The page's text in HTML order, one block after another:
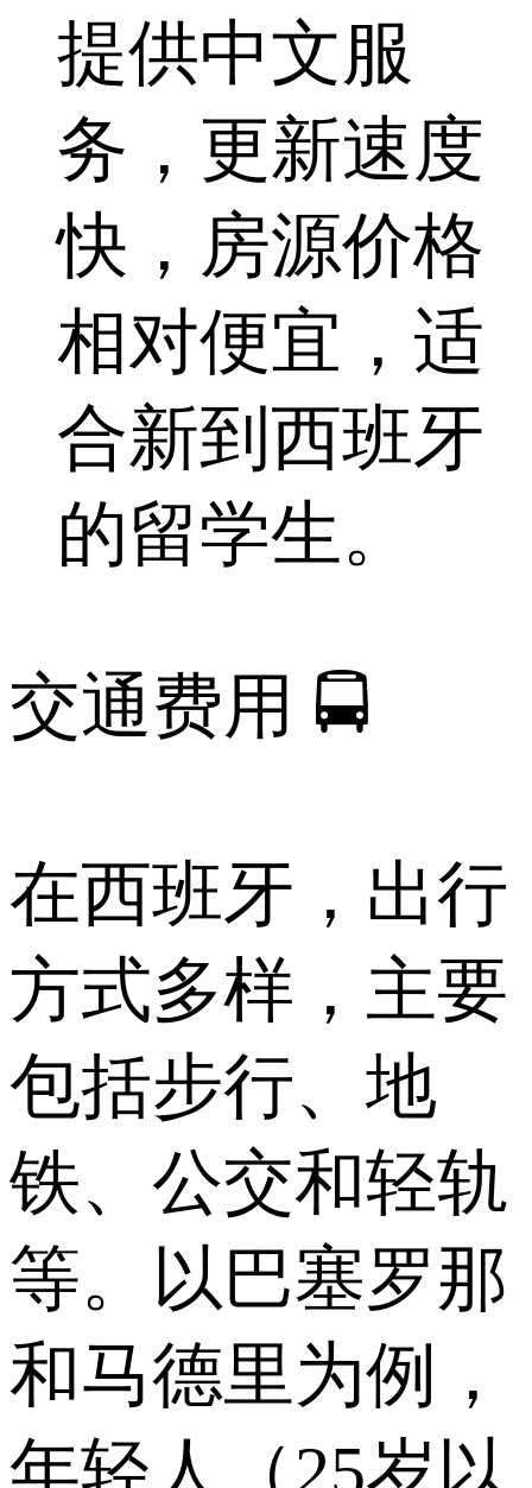
提供中文服
务，更新速度
快，房源价格
相对便宜，适
合新到西班牙
的留学生。
交通费用 🚍
在西班牙，出行
方式多样，主要
包括步行、地
铁、公交和轻轨
等。以巴塞罗那
和马德里为例，
年轻人（25岁以